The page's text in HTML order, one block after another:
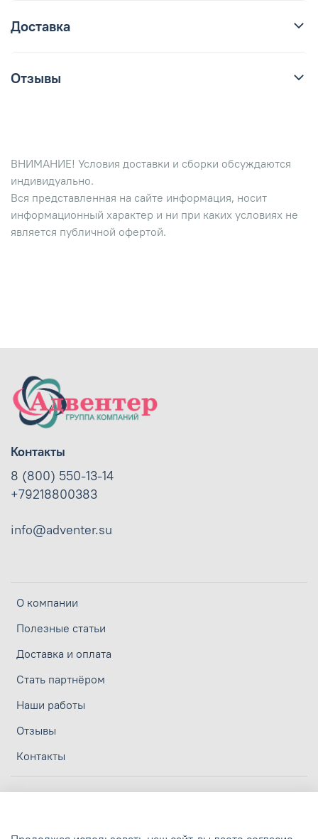
Доставка
Отзывы
ВНИМАНИЕ! Условия доставки и сборки обсуждаются
индивидуально.
Вся представленная на сайте информация, носит
информационный характер и ни при каких условиях не
является публичной офертой.
О компании
Полезные статьи
Доставка и оплата
Стать партнёром
Наши работы
Отзывы
Контакты
Личный кабинет
Контакты
8 (800) 550-13-14
+79218800383
info@adventer.su